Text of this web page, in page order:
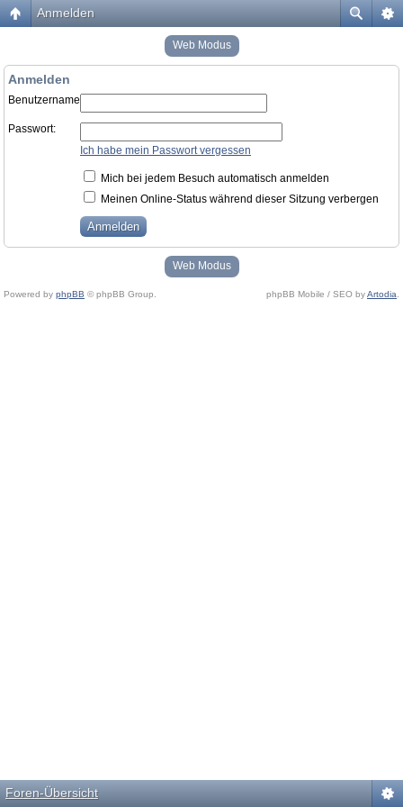
Anmelden
Web Modus
Anmelden
Benutzername:
Passwort:
Ich habe mein Passwort vergessen
Mich bei jedem Besuch automatisch anmelden
Meinen Online-Status während dieser Sitzung verbergen
Web Modus
Powered by phpBB © phpBB Group. phpBB Mobile / SEO byArtodia
Foren-Übersicht